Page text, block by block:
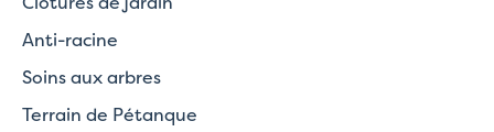
Anti-racine
Soins aux arbres
Terrain de Pétanque